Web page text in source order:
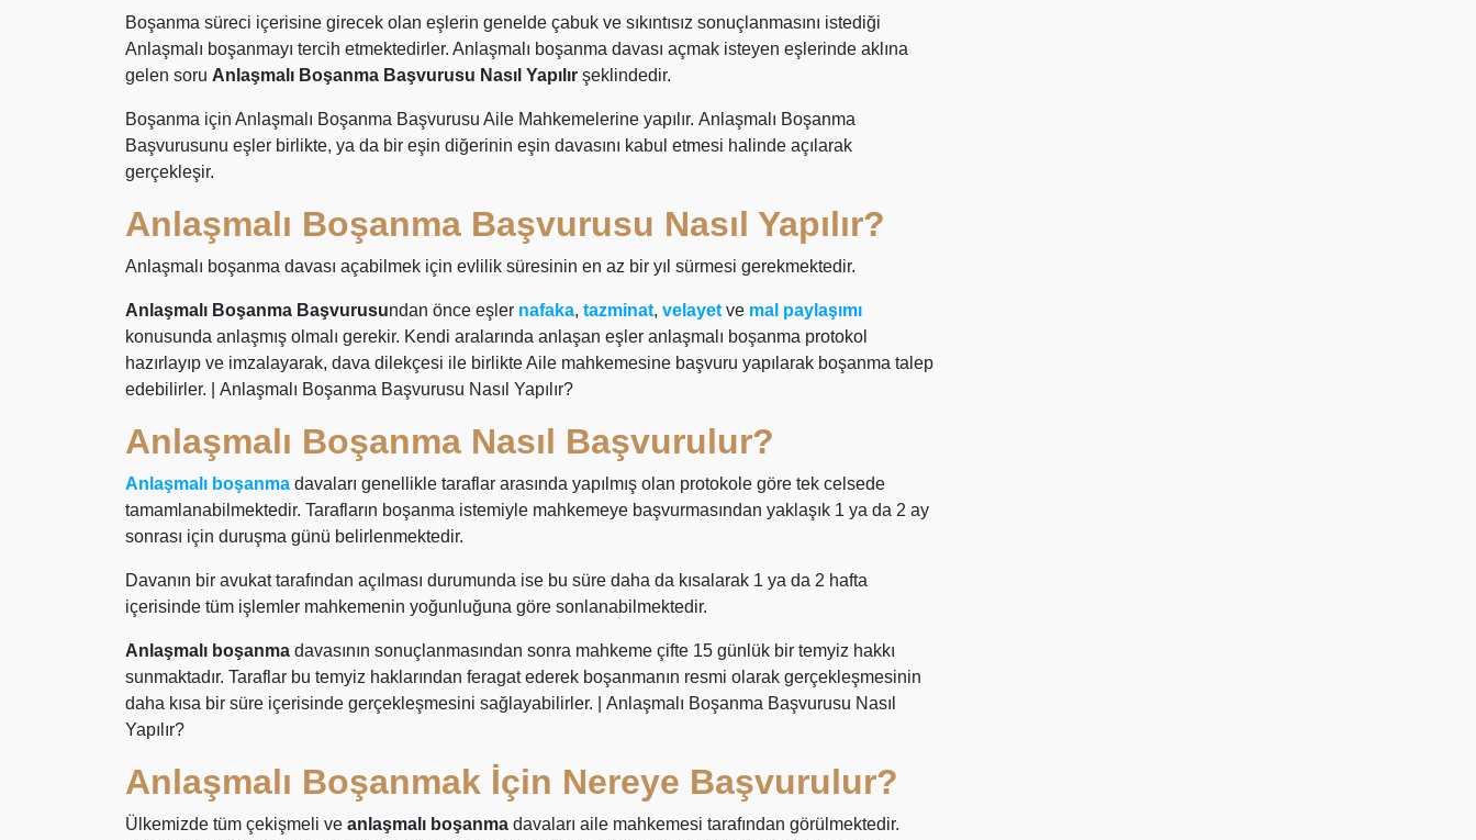
Boşanma süreci içerisine girecek olan eşlerin genelde çabuk ve sıkıntısız sonuçlanmasını istediği
Anlaşmalı boşanmayı tercih etmektedirler. Anlaşmalı boşanma davası açmak isteyen eşlerinde aklına
gelen soru Anlaşmalı Boşanma Başvurusu Nasıl Yapılır şeklindedir.
Boşanma için Anlaşmalı Boşanma Başvurusu Aile Mahkemelerine yapılır. Anlaşmalı Boşanma
Başvurusunu eşler birlikte, ya da bir eşin diğerinin eşin davasını kabul etmesi halinde açılarak
gerçekleşir.
Anlaşmalı Boşanma Başvurusu Nasıl Yapılır?
Anlaşmalı boşanma davası açabilmek için evlilik süresinin en az bir yıl sürmesi gerekmektedir.
Anlaşmalı Boşanma Başvurusundan önce eşler nafaka, tazminat, velayet ve mal paylaşımı
konusunda anlaşmış olmalı gerekir. Kendi aralarında anlaşan eşler anlaşmalı boşanma protokol
hazırlayıp ve imzalayarak, dava dilekçesi ile birlikte Aile mahkemesine başvuru yapılarak boşanma talep
edebilirler. | Anlaşmalı Boşanma Başvurusu Nasıl Yapılır?
Anlaşmalı Boşanma Nasıl Başvurulur?
Anlaşmalı boşanma davaları genellikle taraflar arasında yapılmış olan protokole göre tek celsede
tamamlanabilmektedir. Tarafların boşanma istemiyle mahkemeye başvurmasından yaklaşık 1 ya da 2 ay
sonrası için duruşma günü belirlenmektedir.
Davanın bir avukat tarafından açılması durumunda ise bu süre daha da kısalarak 1 ya da 2 hafta
içerisinde tüm işlemler mahkemenin yoğunluğuna göre sonlanabilmektedir.
Anlaşmalı boşanma davasının sonuçlanmasından sonra mahkeme çifte 15 günlük bir temyiz hakkı
sunmaktadır. Taraflar bu temyiz haklarından feragat ederek boşanmanın resmi olarak gerçekleşmesinin
daha kısa bir süre içerisinde gerçekleşmesini sağlayabilirler. | Anlaşmalı Boşanma Başvurusu Nasıl
Yapılır?
Anlaşmalı Boşanmak İçin Nereye Başvurulur?
Ülkemizde tüm çekişmeli ve anlaşmalı boşanma davaları aile mahkemesi tarafından görülmektedir.